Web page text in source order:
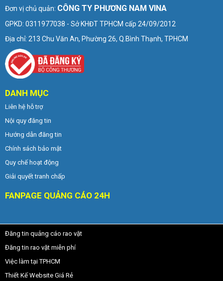
Đơn vị chủ quản: CÔNG TY PHƯƠNG NAM VINA
GPKD: 0311977038 - Sở KHĐT TPHCM cấp 24/09/2012
Địa chỉ: 213 Chu Văn An, Phường 26, Q.Bình Thạnh, TPHCM
DANH MỤC
Liên hệ hỗ trợ
Nội quy đăng tin
Hướng dẫn đăng tin
Chính sách bảo mật
Quy chế hoạt động
Giải quyết tranh chấp
FANPAGE QUẢNG CÁO 24H
Đăng tin quảng cáo rao vặt
Đăng tin rao vặt miễn phí
Việc làm tại TPHCM
Thiết Kế Website Giá Rẻ